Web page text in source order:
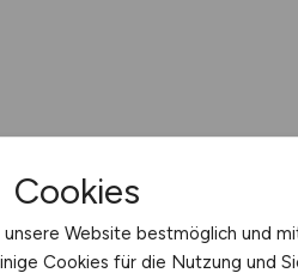
Cookies
Website bestmöglich und
Cookies für die Nutzung und